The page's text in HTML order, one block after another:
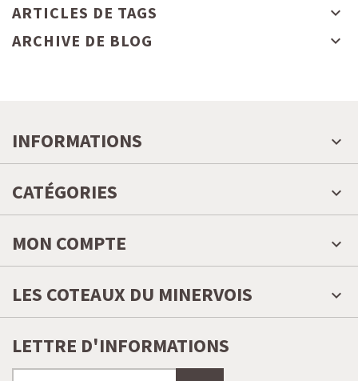
ARTICLES DE TAGS
ARCHIVE DE BLOG
INFORMATIONS
CATÉGORIES
MON COMPTE
LES COTEAUX DU MINERVOIS
LETTRE D'INFORMATIONS